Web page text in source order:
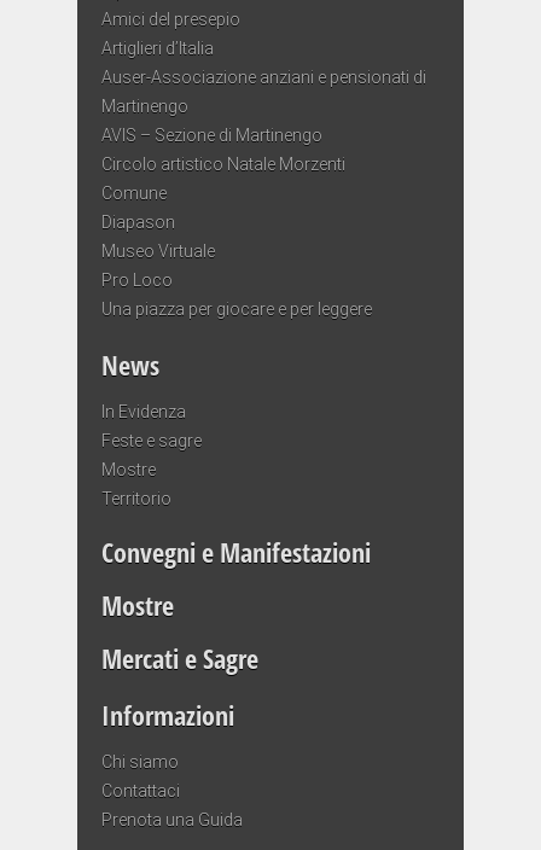
Amici del presepio
Artiglieri d’Italia
Auser-Associazione anziani e pensionati di
Martinengo
AVIS – Sezione di Martinengo
Circolo artistico Natale Morzenti
Comune
Diapason
Museo Virtuale
Pro Loco
Una piazza per giocare e per leggere
News
In Evidenza
Feste e sagre
Mostre
Territorio
Convegni e Manifestazioni
Mostre
Mercati e Sagre
Informazioni
Chi siamo
Contattaci
Prenota una Guida